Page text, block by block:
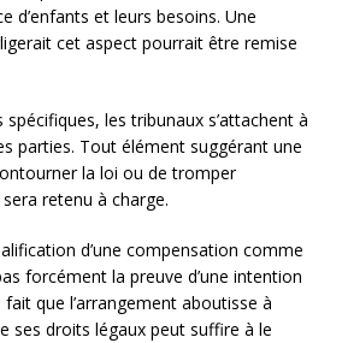
d’enfants et leurs besoins. Une
cet aspect pourrait être remise
les tribunaux s’attachent à
parties. Tout élément suggérant une
la loi ou de tromper
retenu à charge.
d’une compensation comme
forcément la preuve d’une intention
que l’arrangement aboutisse à
ses droits légaux peut suffire à le